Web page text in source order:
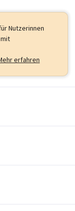
Nutzerinnen
erfahren